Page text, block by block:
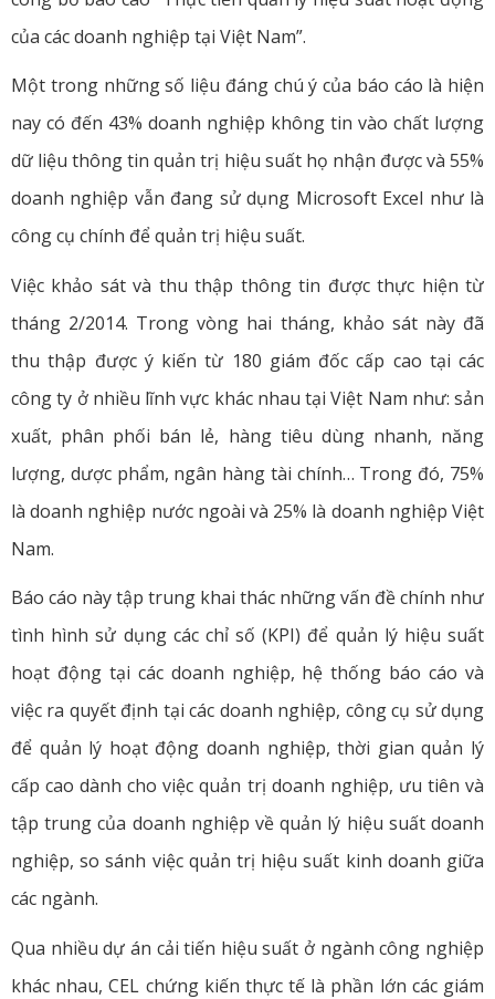
của các doanh nghiệp tại Việt Nam”.
Một trong những số liệu đáng chú ý của báo cáo là hiện
nay có đến 43% doanh nghiệp không tin vào chất lượng
dữ liệu thông tin quản trị hiệu suất họ nhận được và 55%
doanh nghiệp vẫn đang sử dụng Microsoft Excel như là
công cụ chính để quản trị hiệu suất.
Việc khảo sát và thu thập thông tin được thực hiện từ
tháng 2/2014. Trong vòng hai tháng, khảo sát này đã
thu thập được ý kiến từ 180 giám đốc cấp cao tại các
công ty ở nhiều lĩnh vực khác nhau tại Việt Nam như: sản
xuất, phân phối bán lẻ, hàng tiêu dùng nhanh, năng
lượng, dược phẩm, ngân hàng tài chính… Trong đó, 75%
là doanh nghiệp nước ngoài và 25% là doanh nghiệp Việt
Nam.
Báo cáo này tập trung khai thác những vấn đề chính như
tình hình sử dụng các chỉ số (KPI) để quản lý hiệu suất
hoạt động tại các doanh nghiệp, hệ thống báo cáo và
việc ra quyết định tại các doanh nghiệp, công cụ sử dụng
để quản lý hoạt động doanh nghiệp, thời gian quản lý
cấp cao dành cho việc quản trị doanh nghiệp, ưu tiên và
tập trung của doanh nghiệp về quản lý hiệu suất doanh
nghiệp, so sánh việc quản trị hiệu suất kinh doanh giữa
các ngành.
Qua nhiều dự án cải tiến hiệu suất ở ngành công nghiệp
khác nhau, CEL chứng kiến thực tế là phần lớn các giám